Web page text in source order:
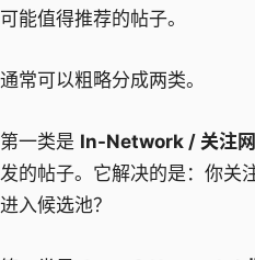
可能值得推荐的帖子。
通常可以粗略分成两类。
第一类是 In-Network / 关注
发的帖子。它解决的是：你关
进入候选池？